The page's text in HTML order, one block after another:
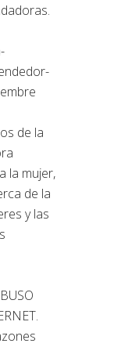
de la
la mujer,
de la
y las